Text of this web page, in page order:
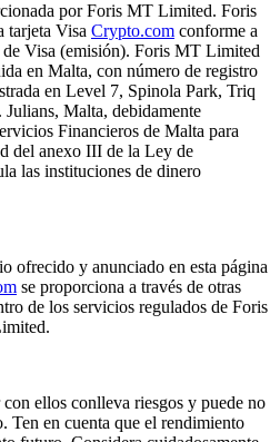
por Foris MT Limited. Foris
tarjeta Visa Crypto.com conforme a
Visa (emisión). Foris MT Limited
en Malta, con número de registro
en Level 7, Spinola Park, Triq
Malta, debidamente
Financieros de Malta para
del anexo III de la Ley de
las instituciones de dinero
ofrecido y anunciado en esta página
se proporciona a través de otras
de los servicios regulados de Foris
ellos conlleva riesgos y puede no
Ten en cuenta que el rendimiento